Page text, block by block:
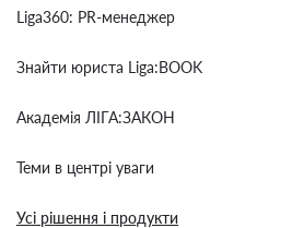
Liga360: PR-менеджер
Знайти юриста Liga:BOOK
Академія ЛІГА:ЗАКОН
Теми в центрі уваги
Усі рішення і продукти